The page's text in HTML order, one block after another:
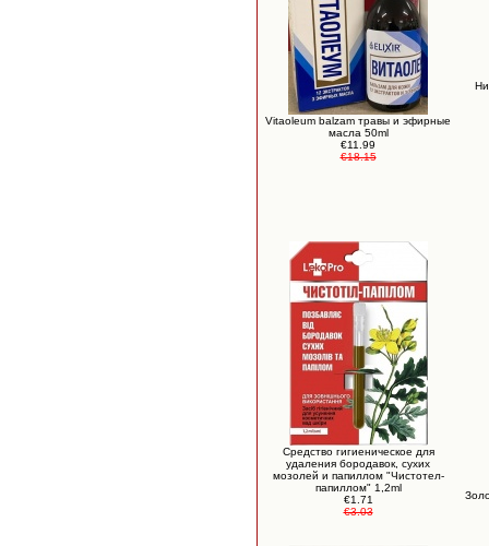
Vitaoleum balzam травы и эфирные
масла 50ml
€11.99
€18.15
Средство гигиеническое для
удаления бородавок, сухих
мозолей и папиллом "Чистотел-
папиллом" 1,2ml
€1.71
€3.03